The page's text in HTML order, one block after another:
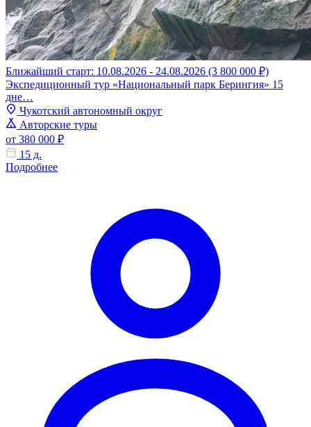
Ближайший старт: 10.08.2026 - 24.08.2026 (3 800 000 ₽)
Экспедиционный тур «Национальный парк Берингия» 15
дне…
Чукотский автономный округ
Авторские туры
от 380 000 ₽
15 д.
Подробнее